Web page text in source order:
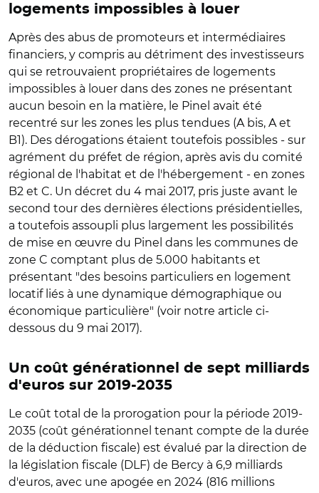
logements impossibles à louer
Après des abus de promoteurs et intermédiaires
financiers, y compris au détriment des investisseurs
qui se retrouvaient propriétaires de logements
impossibles à louer dans des zones ne présentant
aucun besoin en la matière, le Pinel avait été
recentré sur les zones les plus tendues (A bis, A et
B1). Des dérogations étaient toutefois possibles - sur
agrément du préfet de région, après avis du comité
régional de l'habitat et de l'hébergement - en zones
B2 et C. Un décret du 4 mai 2017, pris juste avant le
second tour des dernières élections présidentielles,
a toutefois assoupli plus largement les possibilités
de mise en œuvre du Pinel dans les communes de
zone C comptant plus de 5.000 habitants et
présentant "des besoins particuliers en logement
locatif liés à une dynamique démographique ou
économique particulière" (voir notre article ci-
dessous du 9 mai 2017).
Un coût générationnel de sept milliards
d'euros sur 2019-2035
Le coût total de la prorogation pour la période 2019-
2035 (coût générationnel tenant compte de la durée
de la déduction fiscale) est évalué par la direction de
la législation fiscale (DLF) de Bercy à 6,9 milliards
d'euros, avec une apogée en 2024 (816 millions